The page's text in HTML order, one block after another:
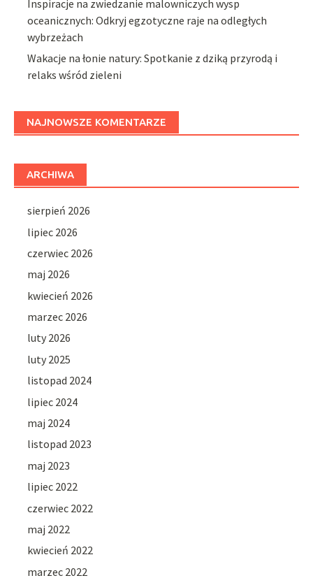
Inspiracje na zwiedzanie malowniczych wysp
oceanicznych: Odkryj egzotyczne raje na odległych
wybrzeżach
Wakacje na łonie natury: Spotkanie z dziką przyrodą i
relaks wśród zieleni
NAJNOWSZE KOMENTARZE
ARCHIWA
sierpień 2026
lipiec 2026
czerwiec 2026
maj 2026
kwiecień 2026
marzec 2026
luty 2026
luty 2025
listopad 2024
lipiec 2024
maj 2024
listopad 2023
maj 2023
lipiec 2022
czerwiec 2022
maj 2022
kwiecień 2022
marzec 2022